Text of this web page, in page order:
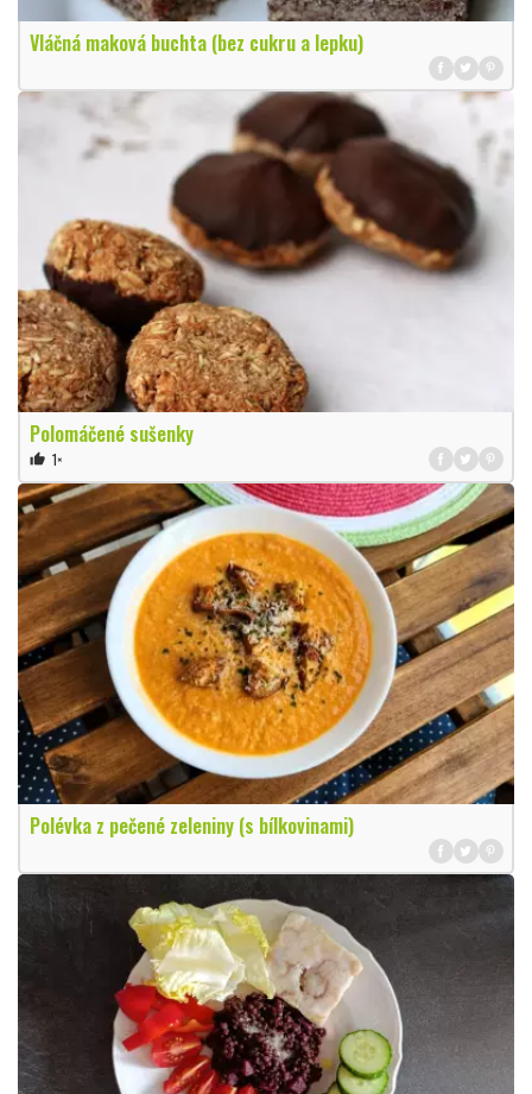
Vláčná maková buchta (bez cukru a lepku)
Polomáčené sušenky
thumb_up 1×
Polévka z pečené zeleniny (s bílkovinami)